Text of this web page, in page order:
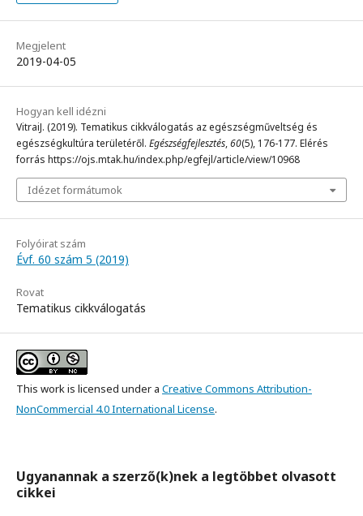
Megjelent
2019-04-05
Hogyan kell idézni
VitraiJ. (2019). Tematikus cikkválogatás az egészségműveltség és
egészségkultúra területéről. Egészségfejlesztés,60(5), 176-177. Elérés
forrás https://ojs.mtak.hu/index.php/egfejl/article/view/10968
Idézet formátumok
Folyóirat szám
Évf. 60 szám 5 (2019)
Rovat
Tematikus cikkválogatás
This work is licensed under a Creative Commons Attribution-
NonCommercial 4.0 International License.
Ugyanannak a szerző(k)nek a legtöbbet olvasott
cikkei